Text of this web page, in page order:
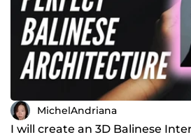
MichelAndriana
I will create an 3D Balinese